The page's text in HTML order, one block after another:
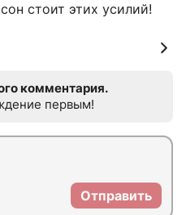
стоит этих усилий!
комментария.
первым!
Отправить